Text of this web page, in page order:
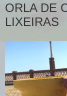
ORLA DE
LIXEIRAS